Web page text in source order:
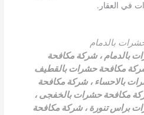
في العقار.
بالدمام
بالدمام ،شركة مكافحة
مكافحة حشرات بالقطيف
بالاحساء ،شركة مكافحة
مكافحة حشرات بالخفجى ،
براس تنورة ،شركة مكافحة